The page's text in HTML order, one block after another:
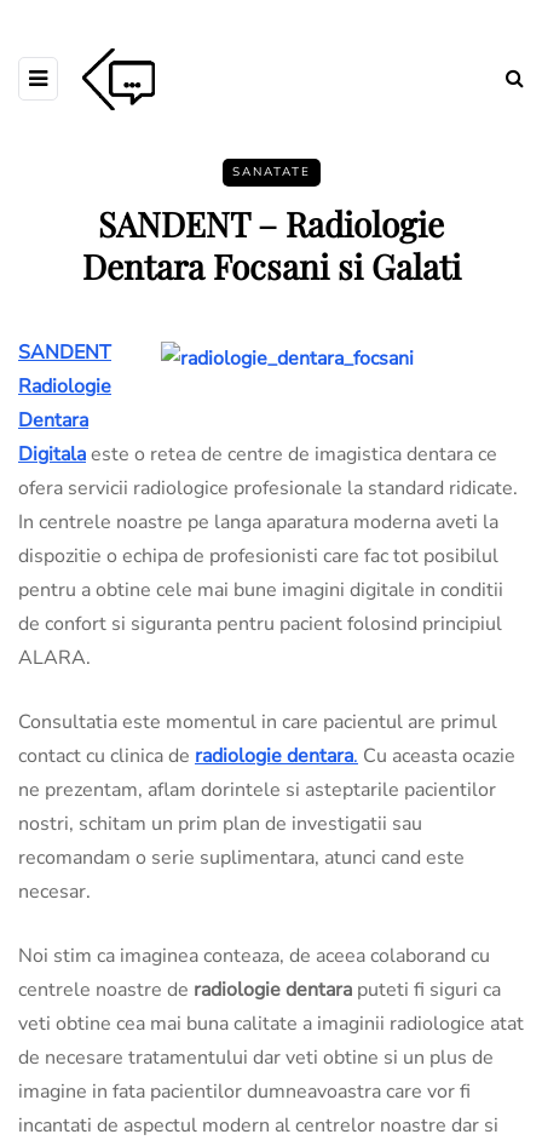
SANATATE
SANDENT – Radiologie
Dentara Focsani si Galati
SANDENT
Radiologie
Dentara
Digitalaeste o retea de centre de imagistica dentara ce
ofera servicii radiologice profesionale la standard ridicate.
In centrele noastre pe langa aparatura moderna aveti la
dispozitie o echipa de profesionisti care fac tot posibilul
pentru a obtine cele mai bune imagini digitale in conditii
de confort si siguranta pentru pacient folosind principiul
ALARA.
Consultatia este momentul in care pacientul are primul
contact cu clinica de radiologie dentara. Cu aceasta ocazie
ne prezentam, aflam dorintele si asteptarile pacientilor
nostri, schitam un prim plan de investigatii sau
recomandam o serie suplimentara, atunci cand este
necesar.
Noi stim ca imaginea conteaza, de aceea colaborand cu
centrele noastre de radiologie dentara puteti fi siguri ca
veti obtine cea mai buna calitate a imaginii radiologice atat
de necesare tratamentului dar veti obtine si un plus de
imagine in fata pacientilor dumneavoastra care vor fi
incantati de aspectul modern al centrelor noastre dar si